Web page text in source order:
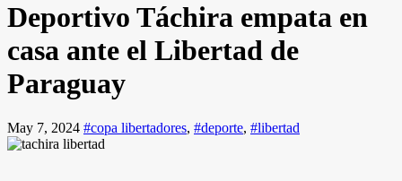
Deportivo Táchira empata en
casa ante el Libertad de
Paraguay
May 7, 2024 #copa libertadores, #deporte, #libertad